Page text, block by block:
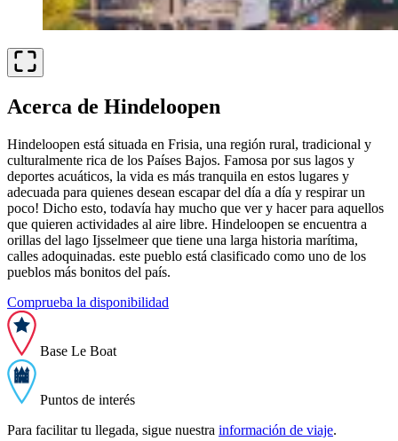
Acerca de Hindeloopen
Hindeloopen está situada en Frisia, una región rural, tradicional y
culturalmente rica de los Países Bajos. Famosa por sus lagos y
deportes acuáticos, la vida es más tranquila en estos lugares y
adecuada para quienes desean escapar del día a día y respirar un
poco! Dicho esto, todavía hay mucho que ver y hacer para aquellos
que quieren actividades al aire libre. Hindeloopen se encuentra a
orillas del lago Ijsselmeer que tiene una larga historia marítima,
calles adoquinadas. este pueblo está clasificado como uno de los
pueblos más bonitos del país.
Comprueba la disponibilidad
Base Le Boat
Puntos de interés
Para facilitar tu llegada, sigue nuestra información de viaje.